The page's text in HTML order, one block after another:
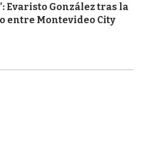
Evaristo González tras la
entre Montevideo City